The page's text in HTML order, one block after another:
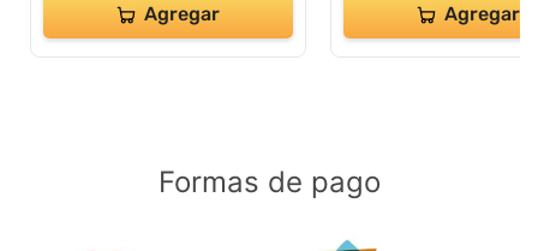
Agregar Agregar
Formas de pago